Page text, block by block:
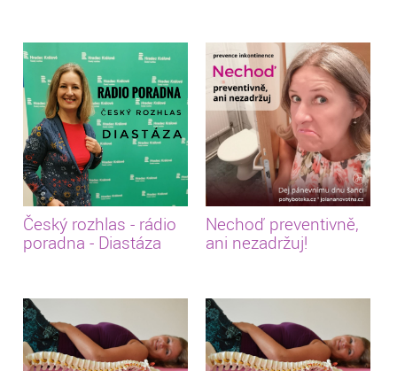
Český rozhlas - rádio
poradna - Diastáza
Nechoď preventivně,
ani nezadržuj!